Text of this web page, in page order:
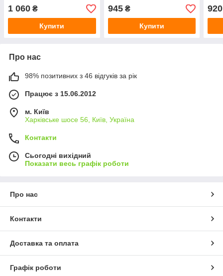
1 060 ₴
Купити
945₴
Купити
920
Про нас
98% позитивних з 46 відгуків за рік
Працює з 15.06.2012
м. Київ
Харківське шосе 56, Київ, Україна
Контакти
Сьогодні вихідний
Показати весь графік роботи
Про нас
Контакти
Доставка та оплата
Графік роботи